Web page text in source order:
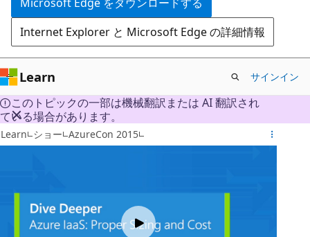
に
ス
キ
ッ
プ
Internet Explorer と Microsoft Edge の詳細情報
Learn サインイン
このトピックの一部は機械翻訳または AI 翻訳され
ている場合があります。
Learn ショー AzureCon 2015